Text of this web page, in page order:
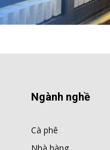
Ngành nghề
Cà phê